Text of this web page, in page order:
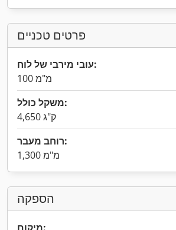
פרטים טכניים
עובי מירבי של לוח:
100 מ"מ
משקל כולל:
4,650 ק"ג
רוחב מעבר:
1,300 מ"מ
הספקה